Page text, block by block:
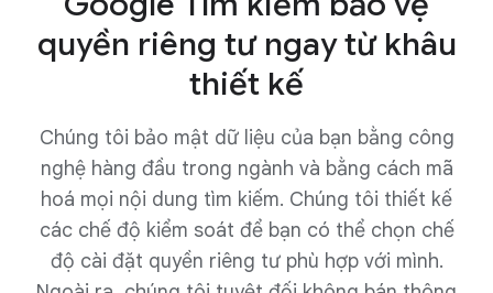
quyền riêng tư ngay từ khâu
thiết kế
Chúng tôi bảo mật dữ liệu của bạn bằng công
nghệ hàng đầu trong ngành và bằng cách mã
hoá mọi nội dung tìm kiếm. Chúng tôi thiết kế
các chế độ kiểm soát để bạn có thể chọn chế
độ cài đặt quyền riêng tư phù hợp với mình.